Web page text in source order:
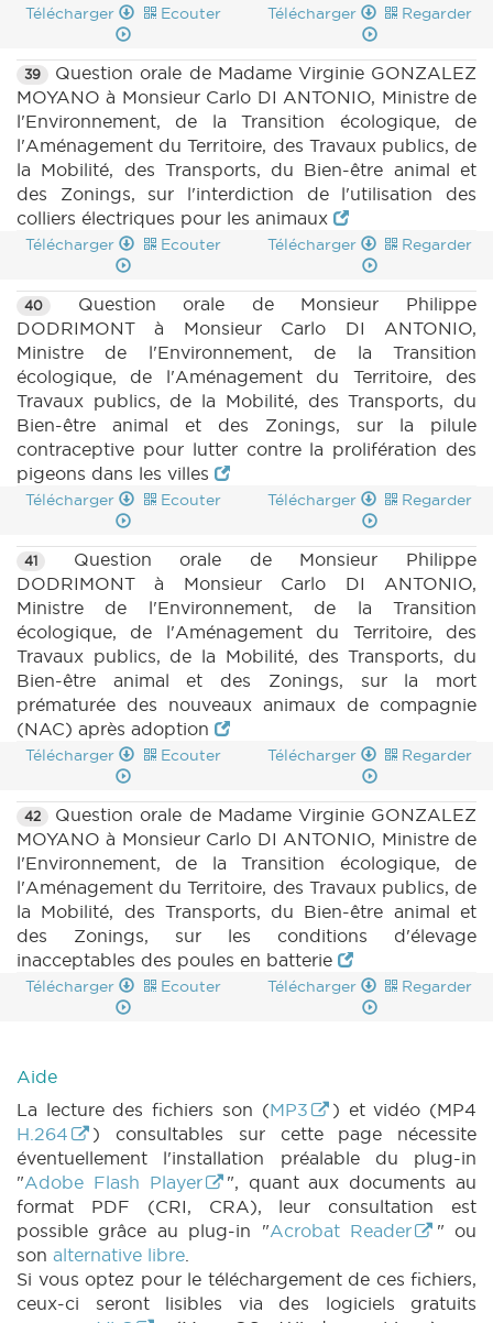
Télécharger Ecouter Télécharger Regarder
39
Question orale de Madame Virginie GONZALEZ
MOYANO à Monsieur Carlo DI ANTONIO, Ministre de
l'Environnement, de la Transition écologique, de
l'Aménagement du Territoire, des Travaux publics, de
la Mobilité, des Transports, du Bien-être animal et
des Zonings, sur l'interdiction de l'utilisation des
colliers électriques pour les animaux
Télécharger Ecouter Télécharger Regarder
40
Question orale de Monsieur Philippe
DODRIMONT à Monsieur Carlo DI ANTONIO,
Ministre de l'Environnement, de la Transition
écologique, de l'Aménagement du Territoire, des
Travaux publics, de la Mobilité, des Transports, du
Bien-être animal et des Zonings, sur la pilule
contraceptive pour lutter contre la prolifération des
pigeons dans les villes
Télécharger Ecouter Télécharger Regarder
41
Question orale de Monsieur Philippe
DODRIMONT à Monsieur Carlo DI ANTONIO,
Ministre de l'Environnement, de la Transition
écologique, de l'Aménagement du Territoire, des
Travaux publics, de la Mobilité, des Transports, du
Bien-être animal et des Zonings, sur la mort
prématurée des nouveaux animaux de compagnie
(NAC) après adoption
Télécharger Ecouter Télécharger Regarder
42
Question orale de Madame Virginie GONZALEZ
MOYANO à Monsieur Carlo DI ANTONIO, Ministre de
l'Environnement, de la Transition écologique, de
l'Aménagement du Territoire, des Travaux publics, de
la Mobilité, des Transports, du Bien-être animal et
des Zonings, sur les conditions d'élevage
inacceptables des poules en batterie
Télécharger Ecouter Télécharger Regarder
Aide
La lecture des fichiers son (MP3
) et vidéo (MP4
H.264
) consultables sur cette page nécessite
éventuellement l'installation préalable du plug-in
"Adobe Flash Player
", quant aux documents au
format PDF (CRI, CRA), leur consultation est
possible grâce au plug-in "Acrobat Reader
" ou
son alternative libre.
Si vous optez pour le téléchargement de ces fichiers,
ceux-ci seront lisibles via des logiciels gratuits